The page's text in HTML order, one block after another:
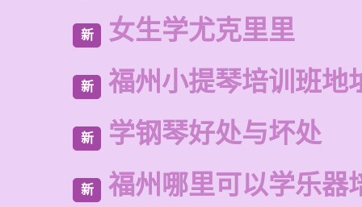
新 女生学尤克里里
新 福州小提琴培训班地
新 学钢琴好处与坏处
新 福州哪里可以学乐器